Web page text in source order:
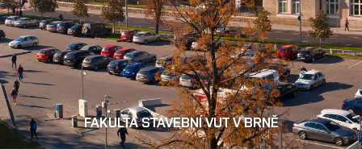
FAKULTA STAVEBNÍ VUT V BRNĚ